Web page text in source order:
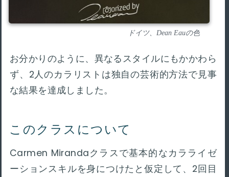
ドイツ、Dean Eauの色
お分かりのように、異なるスタイルにもかかわら
ず、2人のカラリストは独自の芸術的方法で見事
な結果を達成しました。
このクラスについて
Carmen Mirandaクラスで基本的なカラライゼ
ーションスキルを身につけたと仮定して、2回目